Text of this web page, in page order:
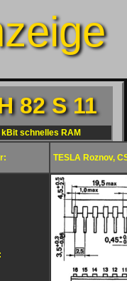
82 S 11
kBit schnelles RAM
TESLA Roznov,